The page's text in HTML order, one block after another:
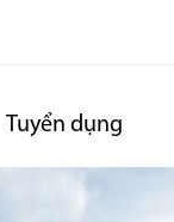
Tuyển dụng